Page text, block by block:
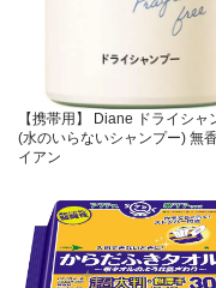
【携帯用】 Diane ドライシャ
(水のいらないシャンプー) 無
イアン